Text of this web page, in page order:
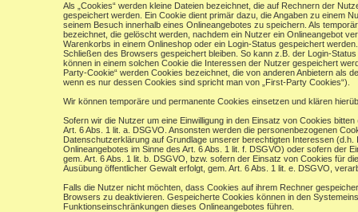
Als „Cookies“ werden kleine Dateien bezeichnet, die auf Rechnern der
gespeichert werden. Ein Cookie dient primär dazu, die Angaben zu einem
seinem Besuch innerhalb eines Onlineangebotes zu speichern. Als
bezeichnet, die gelöscht werden, nachdem ein Nutzer ein Onlineangebot
Warenkorbs in einem Onlineshop oder ein Login-Status gespeichert
Schließen des Browsers gespeichert bleiben. So kann z.B. der Login-
können in einem solchen Cookie die Interessen der Nutzer gespeichert
Party-Cookie“ werden Cookies bezeichnet, die von anderen Anbietern als
wenn es nur dessen Cookies sind spricht man von „First-Party Cookies“).
Wir können temporäre und permanente Cookies einsetzen und klären
Sofern wir die Nutzer um eine Einwilligung in den Einsatz von Cookies
Art. 6 Abs. 1 lit. a. DSGVO. Ansonsten werden die personenbezogenen
Datenschutzerklärung auf Grundlage unserer berechtigten Interessen
Onlineangebotes im Sinne des Art. 6 Abs. 1 lit. f. DSGVO) oder sofern der
gem. Art. 6 Abs. 1 lit. b. DSGVO, bzw. sofern der Einsatz von Cookies für
Ausübung öffentlicher Gewalt erfolgt, gem. Art. 6 Abs. 1 lit. e. DSGVO,
Falls die Nutzer nicht möchten, dass Cookies auf ihrem Rechner
Browsers zu deaktivieren. Gespeicherte Cookies können in den
Funktionseinschränkungen dieses Onlineangebotes führen.